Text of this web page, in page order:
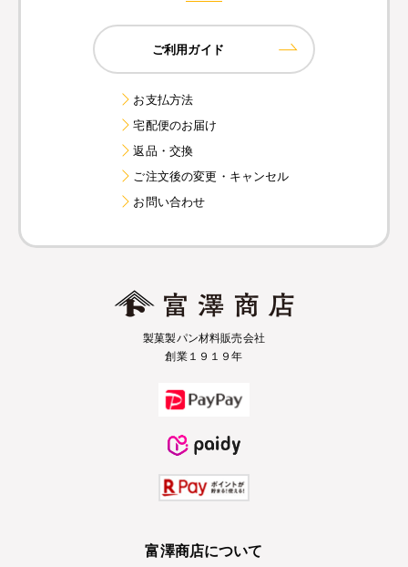
ご利用ガイド
お支払方法
宅配便のお届け
返品・交換
ご注文後の変更・キャンセル
お問い合わせ
製菓製パン材料販売会社
創業１９１９年
富澤商店について